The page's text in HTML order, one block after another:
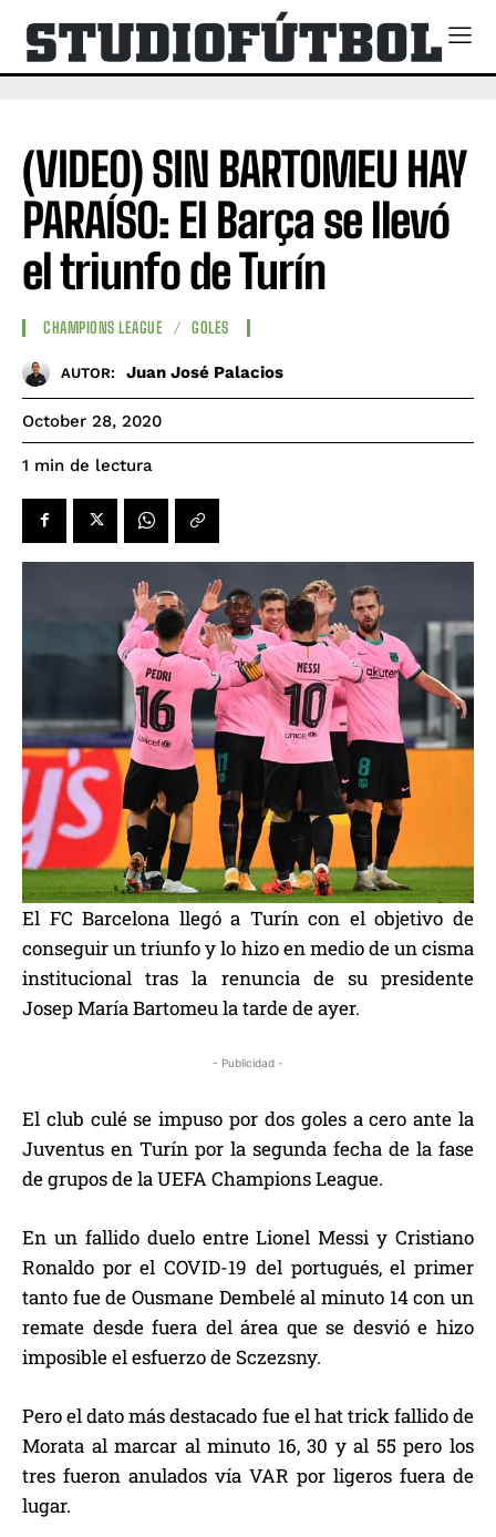
(VIDEO) SIN BARTOMEU HAY
PARAÍSO: El Barça se llevó
el triunfo de Turín
CHAMPIONS LEAGUE GOLES
AUTOR: Juan José Palacios
October 28, 2020
1 min de lectura
El FC Barcelona llegó a Turín con el objetivo de
conseguir un triunfo y lo hizo en medio de un cisma
institucional tras la renuncia de su presidente
Josep María Bartomeu la tarde de ayer.
- Publicidad -
El club culé se impuso por dos goles a cero ante la
Juventus en Turín por la segunda fecha de la fase
de grupos de la UEFA Champions League.
En un fallido duelo entre Lionel Messi y Cristiano
Ronaldo por el COVID-19 del portugués, el primer
tanto fue de Ousmane Dembelé al minuto 14 con un
remate desde fuera del área que se desvió e hizo
imposible el esfuerzo de Sczezsny.
Pero el dato más destacado fue el hat trick fallido de
Morata al marcar al minuto 16, 30 y al 55 pero los
tres fueron anulados vía VAR por ligeros fuera de
lugar.